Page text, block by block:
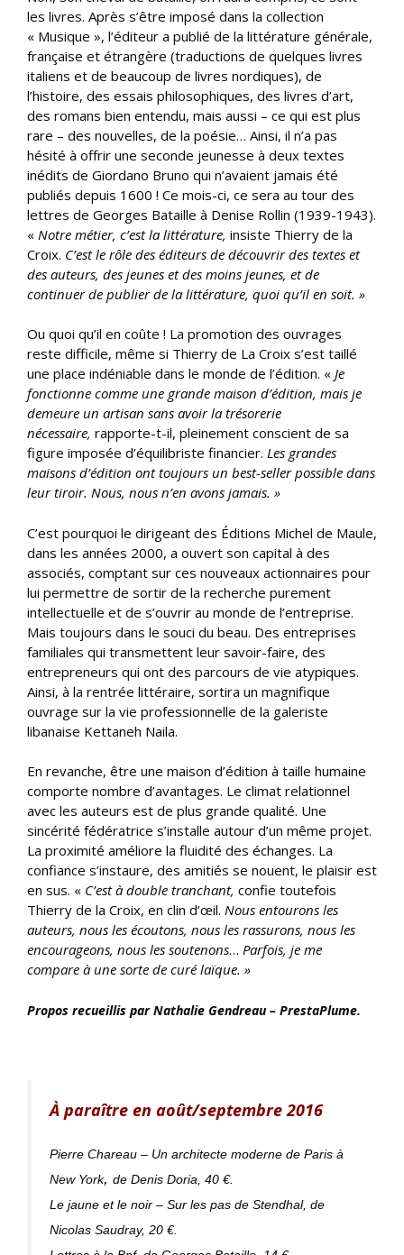
les livres. Après s’être imposé dans la collection
« Musique », l’éditeur a publié de la littérature générale,
française et étrangère (traductions de quelques livres
italiens et de beaucoup de livres nordiques), de
l’histoire, des essais philosophiques, des livres d’art,
des romans bien entendu, mais aussi – ce qui est plus
rare – des nouvelles, de la poésie… Ainsi, il n’a pas
hésité à offrir une seconde jeunesse à deux textes
inédits de Giordano Bruno qui n’avaient jamais été
publiés depuis 1600 ! Ce mois-ci, ce sera au tour des
lettres de Georges Bataille à Denise Rollin (1939-1943).
« Notre métier, c’est la littérature, insiste Thierry de la
Croix. C’est le rôle des éditeurs de découvrir des textes et
des auteurs, des jeunes et des moins jeunes, et de
continuer de publier de la littérature, quoi qu’il en soit. »
Ou quoi qu’il en coûte ! La promotion des ouvrages
reste difficile, même si Thierry de La Croix s’est taillé
une place indéniable dans le monde de l’édition. « Je
fonctionne comme une grande maison d’édition, mais je
demeure un artisan sans avoir la trésorerie
nécessaire, rapporte-t-il, pleinement conscient de sa
figure imposée d’équilibriste financier. Les grandes
maisons d’édition ont toujours un best-seller possible dans
leur tiroir. Nous, nous n’en avons jamais. »
C’est pourquoi le dirigeant des Éditions Michel de Maule,
dans les années 2000, a ouvert son capital à des
associés, comptant sur ces nouveaux actionnaires pour
lui permettre de sortir de la recherche purement
intellectuelle et de s’ouvrir au monde de l’entreprise.
Mais toujours dans le souci du beau. Des entreprises
familiales qui transmettent leur savoir-faire, des
entrepreneurs qui ont des parcours de vie atypiques.
Ainsi, à la rentrée littéraire, sortira un magnifique
ouvrage sur la vie professionnelle de la galeriste
libanaise Kettaneh Naila.
En revanche, être une maison d’édition à taille humaine
comporte nombre d’avantages. Le climat relationnel
avec les auteurs est de plus grande qualité. Une
sincérité fédératrice s’installe autour d’un même projet.
La proximité améliore la fluidité des échanges. La
confiance s’instaure, des amitiés se nouent, le plaisir est
en sus. « C’est à double tranchant, confie toutefois
Thierry de la Croix, en clin d’œil. Nous entourons les
auteurs, nous les écoutons, nous les rassurons, nous les
encourageons, nous les soutenons… Parfois, je me
compare à une sorte de curé laïque. »
Propos recueillis par Nathalie Gendreau – PrestaPlume.
À paraître en août/septembre 2016
Pierre Chareau – Un architecte moderne de Paris à
New York, de Denis Doria, 40 €.
Le jaune et le noir – Sur les pas de Stendhal, de
Nicolas Saudray, 20 €.